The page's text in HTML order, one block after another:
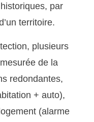
par
territoire.
plusieurs
de la
redondantes,
+ auto),
(alarme